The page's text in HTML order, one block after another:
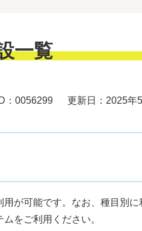
一覧
：0056299 更新日：2025年
が可能です。なお、種目別
をご利用ください。